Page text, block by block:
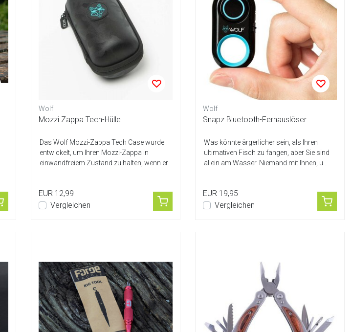
Wolf
Mozzi Zappa Tech-Hülle
Das Wolf Mozzi-Zappa Tech Case wurde
entwickelt, um Ihren Mozzi-Zappa in
einwandfreiem Zustand zu halten, wenn er
EUR 12,99
Vergleichen
Wolf
Snapz Bluetooth-Fernauslöser
Was könnte ärgerlicher sein, als Ihren
ultimativen Fisch zu fangen, aber Sie sind
allein am Wasser. Niemand mit Ihnen, u...
EUR 19,95
Vergleichen